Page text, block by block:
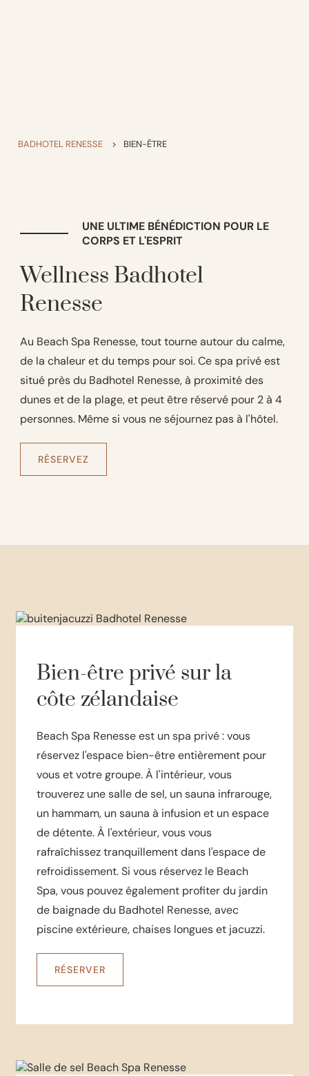
BADHOTEL RENESSE > BIEN-ÊTRE
Wellness Badhotel
Renesse
UNE ULTIME BÉNÉDICTION POUR LE
CORPS ET L'ESPRIT
Au Beach Spa Renesse, tout tourne autour du calme,
de la chaleur et du temps pour soi. Ce spa privé est
situé près du Badhotel Renesse, à proximité des
dunes et de la plage, et peut être réservé pour 2 à 4
personnes. Même si vous ne séjournez pas à l'hôtel.
RÉSERVEZ
Bien-être privé sur la
côte zélandaise
Beach Spa Renesse est un spa privé : vous
réservez l'espace bien-être entièrement pour
vous et votre groupe. À l'intérieur, vous
trouverez une salle de sel, un sauna infrarouge,
un hammam, un sauna à infusion et un espace
de détente. À l'extérieur, vous vous
rafraîchissez tranquillement dans l'espace de
refroidissement. Si vous réservez le Beach
Spa, vous pouvez également profiter du jardin
de baignade du Badhotel Renesse, avec
piscine extérieure, chaises longues et jacuzzi.
RÉSERVER